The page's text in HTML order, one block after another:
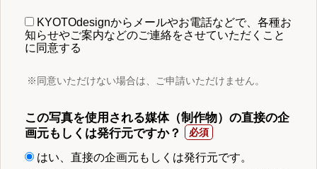
KYOTOdesignからメールやお電話などで、各種お
知らせやご案内などのご連絡をさせていただくこと
に同意する
※同意いただけない場合は、ご申請いただけません。
この写真を使用される媒体（制作物）の直接の企
画元もしくは発行元ですか？
はい、直接の企画元もしくは発行元です。